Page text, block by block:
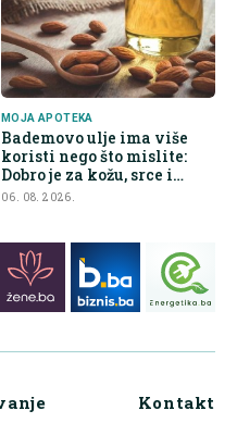
MOJA APOTEKA
Bademovo ulje ima više
koristi nego što mislite:
Dobro je za kožu, srce i
kontrolu apetita
06. 08. 2026.
Kontakt